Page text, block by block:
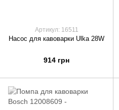
Артикул: 16511
Насос для кавоварки Ulka 28W
914 грн